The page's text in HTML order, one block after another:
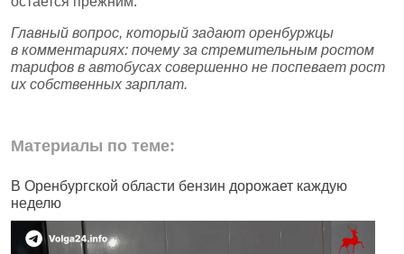
Главный вопрос, который задают оренбуржцы
в комментариях: почему за стремительным ростом
тарифов в автобусах совершенно не поспевает рост
их собственных зарплат.
Материалы по теме:
В Оренбургской области бензин дорожает каждую
неделю